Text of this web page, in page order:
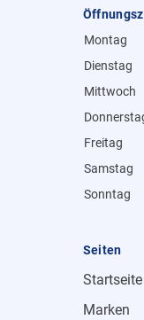
Montag
Dienstag
Mittwoch
Freitag
Samstag
Sonntag
Seiten
Startseite
Marken